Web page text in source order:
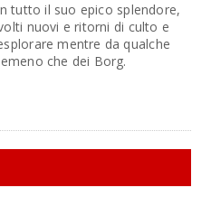
tutto il suo epico splendore,
nuovi e ritorni di culto e
mentre da qualche
che dei Borg.